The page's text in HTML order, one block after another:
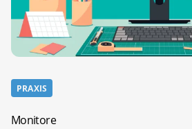
PRAXIS
Monitore